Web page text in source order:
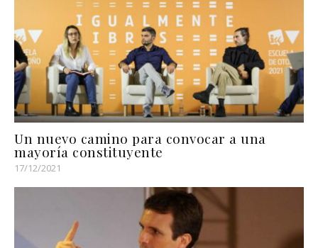
Un nuevo camino para convocar a una
mayoría constituyente
17/12/2021